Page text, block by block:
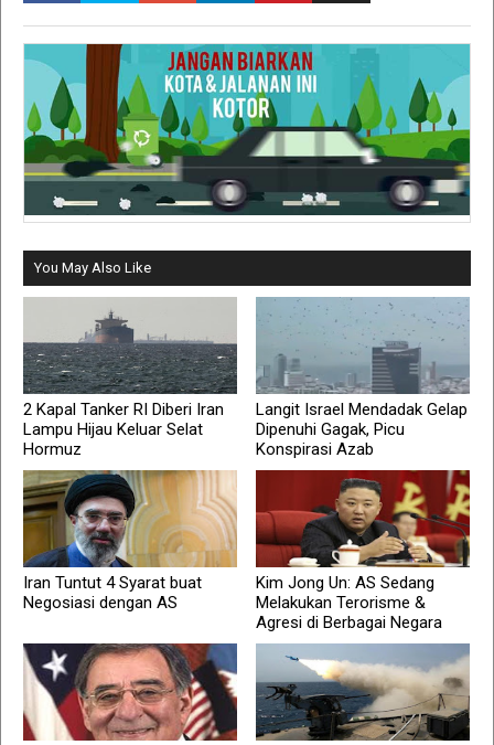
You May Also Like
2 Kapal Tanker RI Diberi Iran
Lampu Hijau Keluar Selat
Hormuz
Langit Israel Mendadak Gelap
Dipenuhi Gagak, Picu
Konspirasi Azab
Iran Tuntut 4 Syarat buat
Negosiasi dengan AS
Kim Jong Un: AS Sedang
Melakukan Terorisme &
Agresi di Berbagai Negara